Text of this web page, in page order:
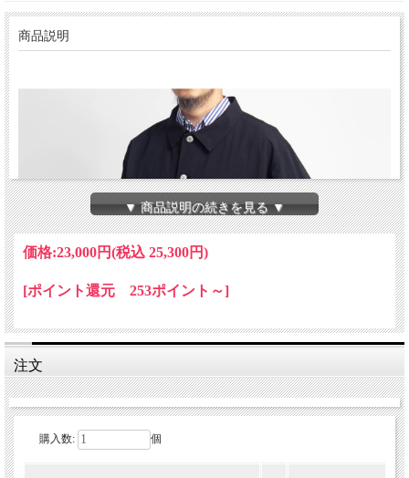
商品説明
▼ 商品説明の続きを見る ▼
価格:23,000円(税込 25,300円)
[ポイント還元 253ポイント～]
注文
購入数: 個